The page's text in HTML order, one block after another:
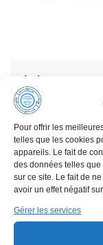
Pour offrir les
telles que les cookies
appareils. Le fait de
des données telles
sur ce site. Le fait de
avoir un effet négatif
Gérer les services
Laisser un
Votre adresse
champs
Nom